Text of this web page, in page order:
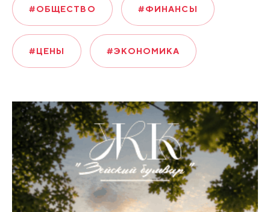
#ОБЩЕСТВО #ФИНАНСЫ
#ЦЕНЫ #ЭКОНОМИКА